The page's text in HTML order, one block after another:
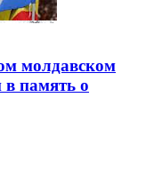
молдавском
в память о